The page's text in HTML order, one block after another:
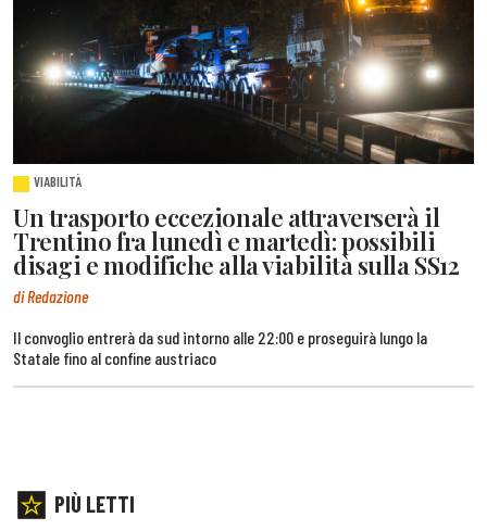
VIABILITÀ
Un trasporto eccezionale attraverserà il
Trentino fra lunedì e martedì: possibili
disagi e modifiche alla viabilità sulla SS12
di Redazione
Il convoglio entrerà da sud intorno alle 22:00 e proseguirà lungo la
Statale fino al confine austriaco
PIÙ LETTI